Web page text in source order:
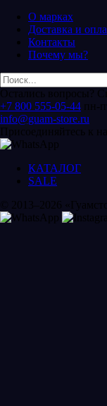
О марках
Доставка и
Контакты
Почему мы?
Остались вопросы?
+7 800 555-05-44 пн-
info@guam-store.ru
Присоединяйтесь к
КАТАЛОГ
SALE
© 2013–2026